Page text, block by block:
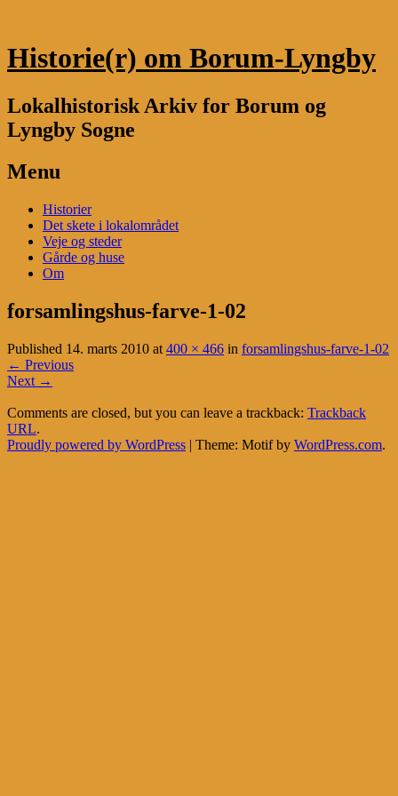
Historie(r) om Borum-Lyngby
Lokalhistorisk Arkiv for Borum og
Lyngby Sogne
Menu
Skip
content
Historier
Det skete i lokalområdet
Veje og steder
Gårde og huse
Om
forsamlingshus-farve-1-02
Published 14. marts 2010 at 400 × 466 in forsamlingshus-farve-1-02
← Previous
Next →
Comments are closed, but you can leave a trackback: Trackback
URL.
Proudly powered by WordPress | Theme: Motif by WordPress.com.